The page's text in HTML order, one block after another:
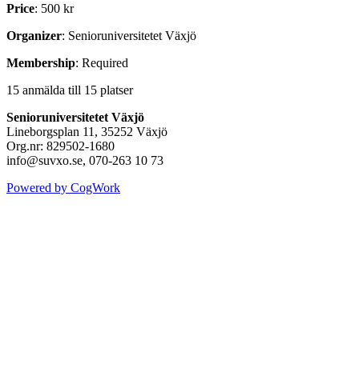
Price: 500 kr
Organizer: Senioruniversitetet Växjö
Membership: Required
15 anmälda till 15 platser
Senioruniversitetet Växjö
Lineborgsplan 11, 35252 Växjö
Org.nr: 829502-1680
info@suvxo.se, 070-263 10 73
Powered by CogWork